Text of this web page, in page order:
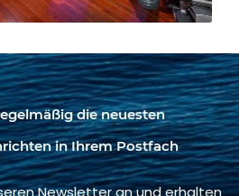
die neuesten
in Ihrem Postfach
Newsletter an und erhalten